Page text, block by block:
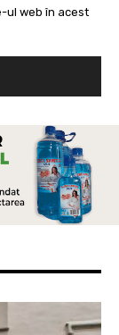
ul web în acest